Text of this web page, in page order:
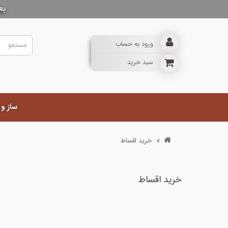
ورود به حساب
سبد خرید
ساز
خرید اقساط
خرید اقساط